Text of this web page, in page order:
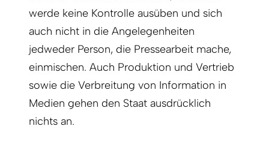
werde keine Kontrolle ausüben und sich
auch nicht in die Angelegenheiten
jedweder Person, die Pressearbeit mache,
einmischen. Auch Produktion und Vertrieb
sowie die Verbreitung von Information in
Medien gehen den Staat ausdrücklich
nichts an.